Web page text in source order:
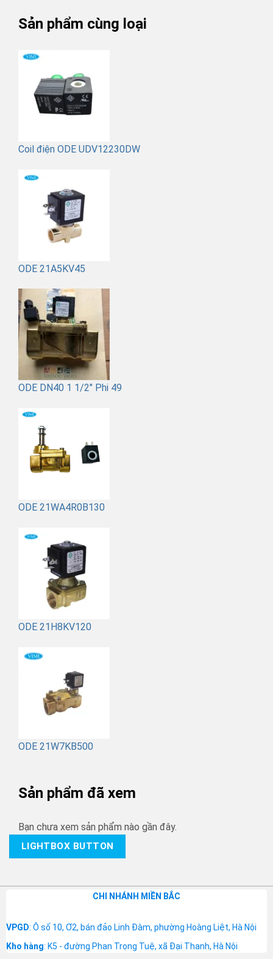
Sản phẩm cùng loại
Coil điện ODE UDV12230DW
ODE 21A5KV45
ODE DN40 1 1/2" Phi 49
ODE 21WA4R0B130
ODE 21H8KV120
ODE 21W7KB500
Sản phẩm đã xem
Bạn chưa xem sản phẩm nào gần đây.
LIGHTBOX BUTTON
CHI NHÁNH MIỀN BẮC
VPGD: Ô số 10, Ơ2, bán đảo Linh Đàm, phường Hoàng Liệt, Hà Nội
Kho hàng: K5 - đường Phan Trọng Tuệ, xã Đại Thanh, Hà Nội